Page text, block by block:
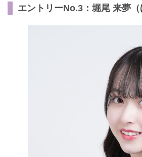
エントリーNo.3：堀尾 来夢（